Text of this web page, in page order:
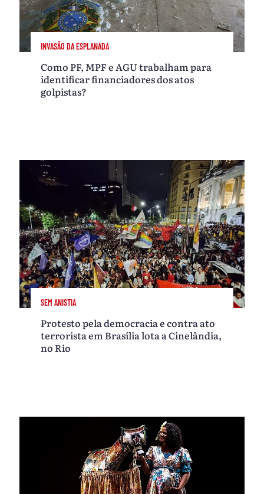
INVASÃO DA ESPLANADA
Como PF, MPF e AGU trabalham para
identificar financiadores dos atos
golpistas?
SEM ANISTIA
Protesto pela democracia e contra ato
terrorista em Brasília lota a Cinelândia,
no Rio